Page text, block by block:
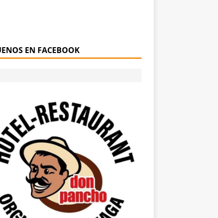
EN FACEBOOK